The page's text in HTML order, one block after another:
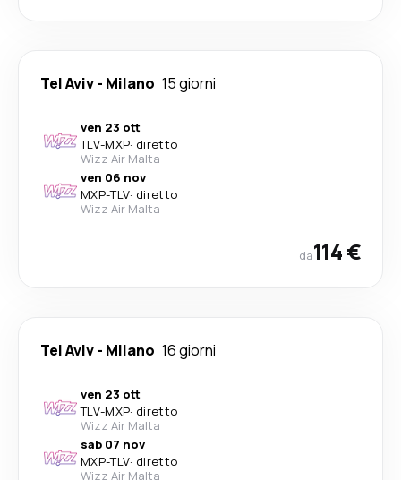
Tel Aviv- Milano 15 giorni
ven 23 ott
TLV-MXP· diretto
Wizz Air Malta
ven 06 nov
MXP-TLV· diretto
Wizz Air Malta
da114 €
Tel Aviv- Milano 16 giorni
ven 23 ott
TLV-MXP· diretto
Wizz Air Malta
sab 07 nov
MXP-TLV· diretto
Wizz Air Malta